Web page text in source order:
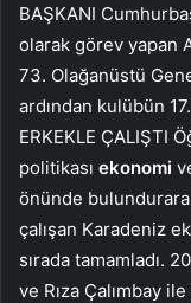
BAŞKANI
olarak görev yapan
73. Olağanüstü
ardından kulübün
ERKEKLE ÇALIŞTI
politikası ekonomi
önünde
çalışan Karadeniz
sırada tamamladı.
ve Rıza Çalımbay